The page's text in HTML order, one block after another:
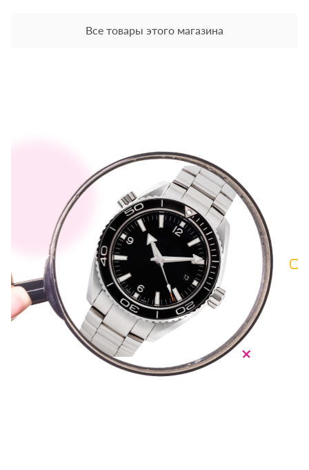
Все товары этого магазина